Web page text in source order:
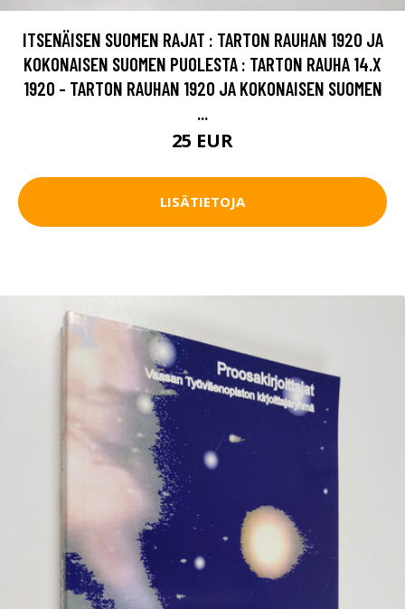
ITSENÄISEN SUOMEN RAJAT : TARTON RAUHAN 1920 JA
KOKONAISEN SUOMEN PUOLESTA : TARTON RAUHA 14.X
1920 - TARTON RAUHAN 1920 JA KOKONAISEN SUOMEN
...
25 EUR
LISÄTIETOJA